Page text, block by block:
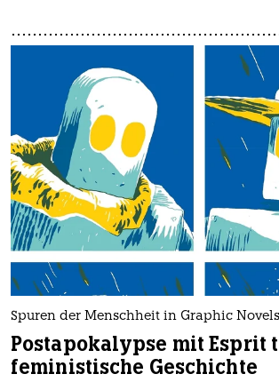
Spuren der Menschheit in Graphic Novels
Postapokalypse mit Esprit
feministische Geschichte